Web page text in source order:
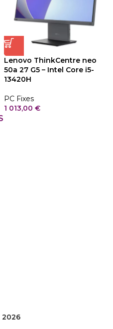
Lenovo ThinkCentre neo
50a 27 G5 – Intel Core i5-
13420H
PC Fixes
1 013,00 €
2026